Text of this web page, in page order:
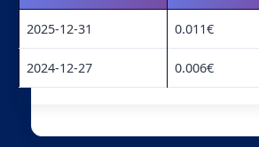
2025-12-31 0.011€
2024-12-27 0.006€